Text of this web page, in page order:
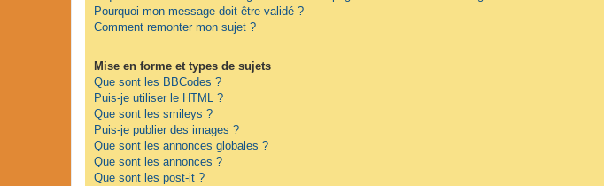
Pourquoi mon message doit être validé ?
Comment remonter mon sujet ?
Mise en forme et types de sujets
Que sont les BBCodes ?
Puis-je utiliser le HTML ?
Que sont les smileys ?
Puis-je publier des images ?
Que sont les annonces globales ?
Que sont les annonces ?
Que sont les post-it ?